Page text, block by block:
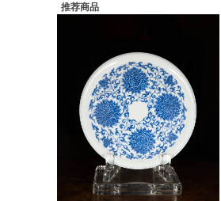
推荐商品